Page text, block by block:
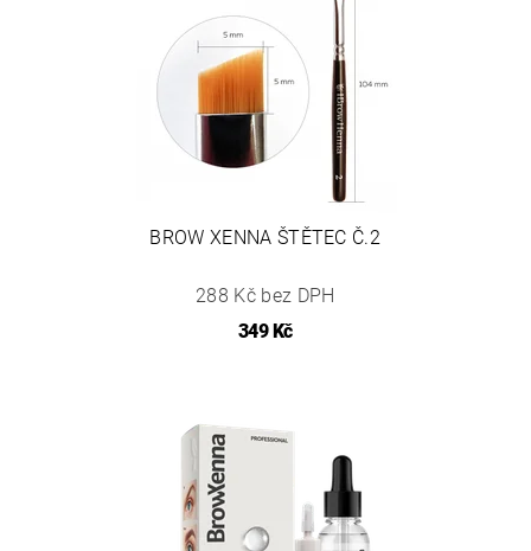
BROW XENNA ŠTĚTEC Č.2
288 Kč bez DPH
349 Kč